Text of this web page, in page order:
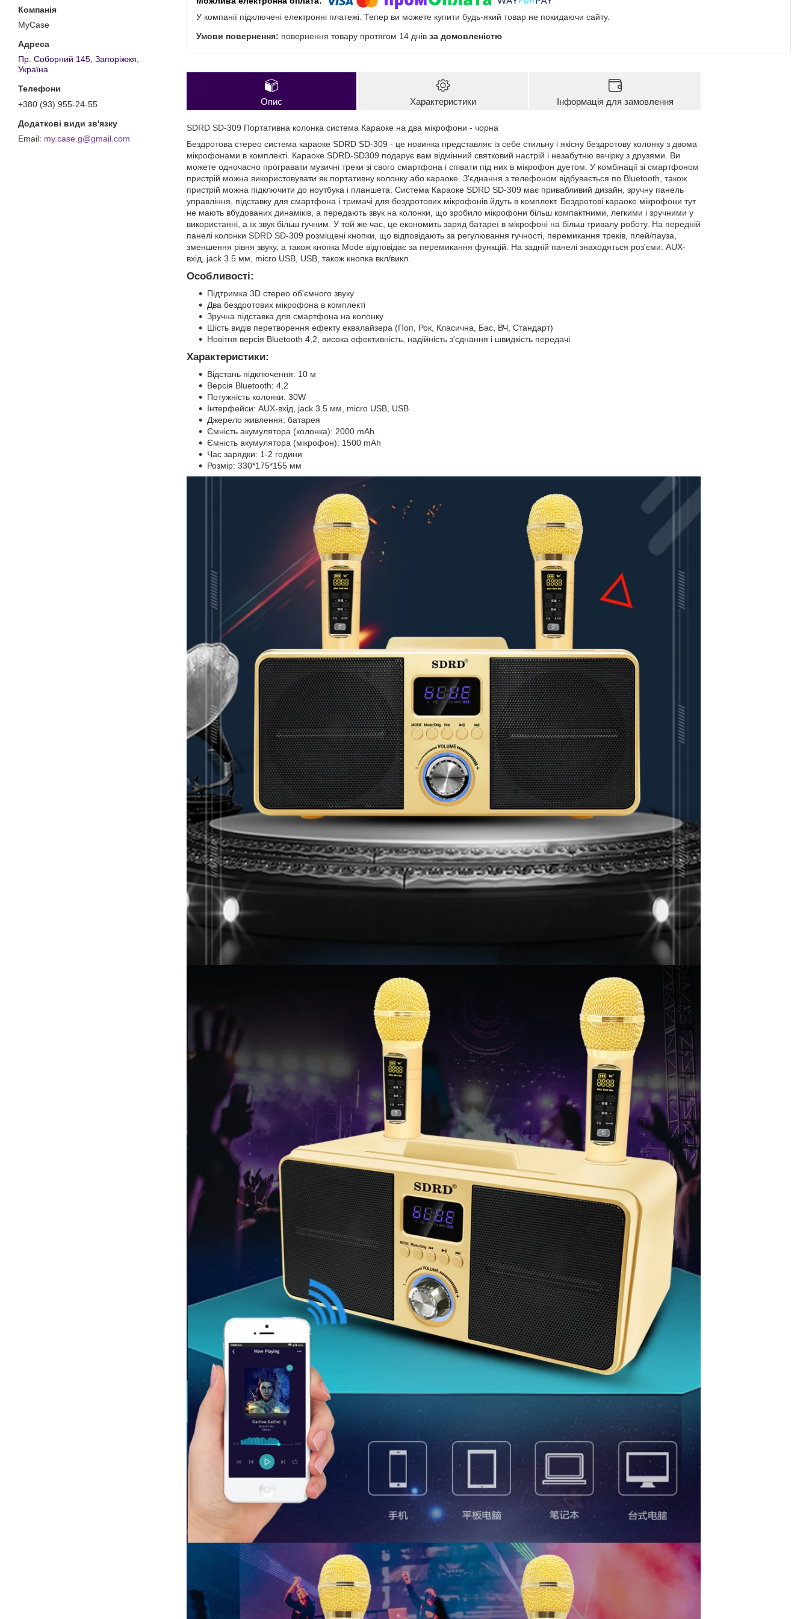
MyCase
Пр. Соборний 145, Запоріжжя,
Україна
+380 (93) 955-24-55
my.case.g@gmail.com
У компанії підключені електронні платежі. Тепер ви можете купити будь-який товар не покидаючи сайту.
повернення товару протягом 14 днів за домовленістю
Опис Характеристики Інформація для замовлення
SDRD SD-309 Портативна колонка система Караоке на два мікрофони - чорна
Бездротова стерео система караоке SDRD SD-309 - це новинка представляє із себе стильну і якісну бездротову колонку з двома
мікрофонами в комплекті. Караоке SDRD-SD309 подарує вам відмінний святковий настрій і незабутню вечірку з друзями. Ви
можете одночасно програвати музичні треки зі свого смартфона і співати під них в мікрофон дуетом. У комбінації зі смартфоном
пристрій можна використовувати як портативну колонку або караоке. З'єднання з телефоном відбувається по Bluetooth, також
пристрій можна підключити до ноутбука і планшета. Система Караоке SDRD SD-309 має привабливий дизайн, зручну панель
управління, підставку для смартфона і тримачі для бездротових мікрофонів йдуть в комплект. Бездротові караоке мікрофони тут
не мають вбудованих динаміків, а передають звук на колонки, що зробило мікрофони більш компактними, легкими і зручними у
використанні, а їх звук більш гучним. У той же час, це економить заряд батареї в мікрофоні на більш тривалу роботу. На передній
панелі колонки SDRD SD-309 розміщені кнопки, що відповідають за регулювання гучності, перемикання треків, плей/пауза,
зменшення рівня звуку, а також кнопка Mode відповідає за перемикання функцій. На задній панелі знаходяться роз'єми: AUX-
вхід, jack 3.5 мм, micro USB, USB, також кнопка вкл/викл.
Особливості:
Підтримка 3D стерео об'ємного звуку
Два бездротових мікрофона в комплекті
Зручна підставка для смартфона на колонку
Шість видів перетворення ефекту еквалайзера (Поп, Рок, Класична, Бас, ВЧ, Стандарт)
Новітня версія Bluetooth 4,2, висока ефективність, надійність з'єднання і швидкість передачі
Характеристики:
Відстань підключення: 10 м
Версія Bluetooth: 4,2
Потужність колонки: 30W
Інтерфейси: AUX-вхід, jack 3.5 мм, micro USB, USB
Джерело живлення: батарея
Ємність акумулятора (колонка): 2000 mAh
Ємність акумулятора (мікрофон): 1500 mAh
Час зарядки: 1-2 години
Розмір: 330*175*155 мм